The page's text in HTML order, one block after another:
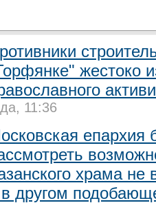
жестоко
11:36
епархия
храма
другом